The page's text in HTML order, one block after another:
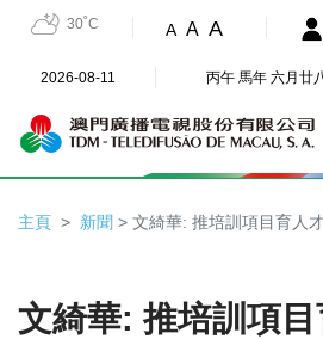
30˚C A A A
2026-08-11 丙午 馬年 六月廿
主頁 新聞 > 文綺華: 推培訓項目育人
文綺華: 推培訓項